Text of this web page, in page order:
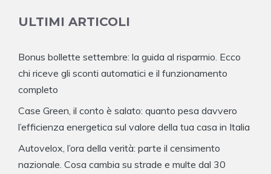
ULTIMI ARTICOLI
Bonus bollette settembre: la guida al risparmio. Ecco
chi riceve gli sconti automatici e il funzionamento
completo
Case Green, il conto è salato: quanto pesa davvero
l’efficienza energetica sul valore della tua casa in Italia
Autovelox, l’ora della verità: parte il censimento
nazionale. Cosa cambia su strade e multe dal 30